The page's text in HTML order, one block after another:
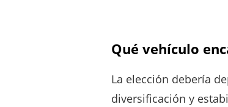
Qué vehículo
La elección debería
diversificación y